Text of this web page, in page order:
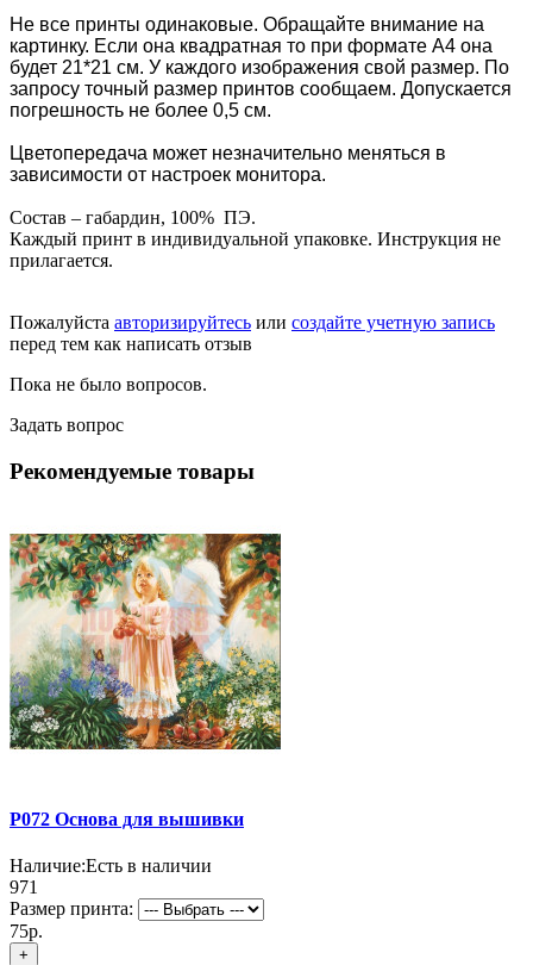
Не все принты одинаковые. Обращайте внимание на
картинку. Если она квадратная то при формате А4 она
будет 21*21 см. У каждого изображения свой размер. По
запросу точный размер принтов сообщаем. Допускается
погрешность не более 0,5 см.
Цветопередача может незначительно меняться в
зависимости от настроек монитора.
Состав – габардин, 100% ПЭ.
Каждый принт в индивидуальной упаковке. Инструкция не
прилагается.
Пожалуйста авторизируйтесь или создайте учетную запись
перед тем как написать отзыв
Пока не было вопросов.
Задать вопрос
Рекомендуемые товары
P072 Основа для вышивки
Наличие:Есть в наличии
971
Размер принта:
75р.
+